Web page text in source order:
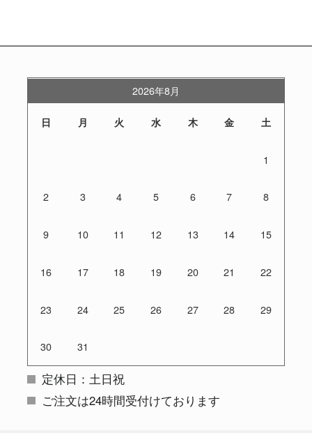
2026年8月
日 月 火 水 木 金 土
1
2 3 4 5 6 7 8
9 10 11 12 13 14 15
16 17 18 19 20 21 22
23 24 25 26 27 28 29
30 31
定休日：土日祝
ご注文は24時間受付けております